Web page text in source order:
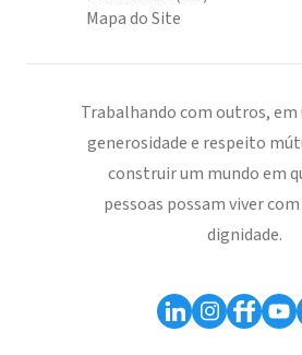
Mapa do Site
Trabalhando com outros,
generosidade e respeito
construir um mundo em
pessoas possam viver
dignidade.